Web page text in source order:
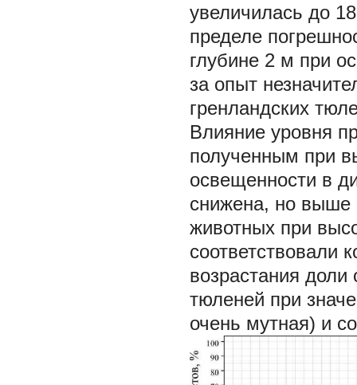
увеличилась до
пределе
глубине 2 м при
за опыт
гренландских
Влияние уровня
полученным при
освещенности в
снижена, но выше
животных при
соответствовали
возрастания
тюленей при
очень мутная) и